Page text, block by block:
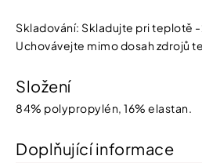
Skladování: Skladujte pri teplotě -
Uchovávejte mimo dosah zdrojů
Složení
84% polypropylén, 16% elastan.
Doplňující informace